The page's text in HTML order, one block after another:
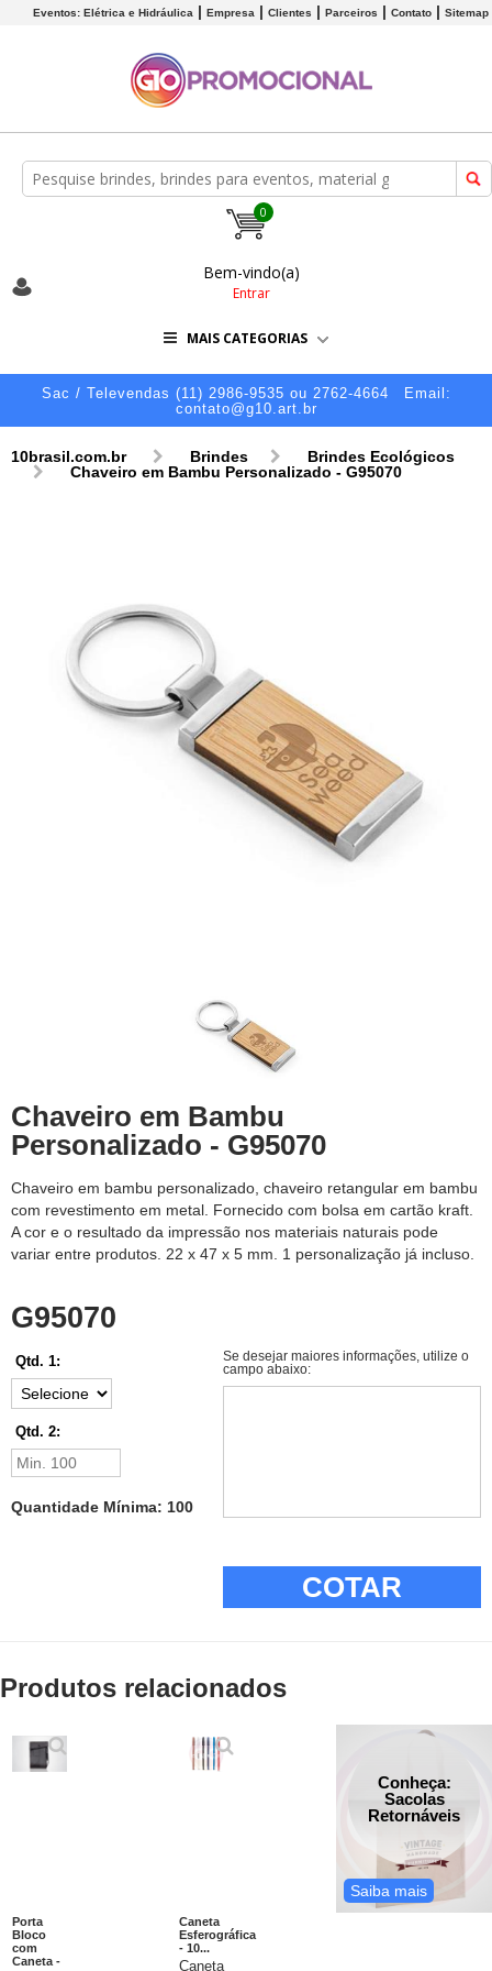
Eventos: Elétrica e Hidráulica Empresa Clientes Parceiros Contato Sitemap
0
Bem-vindo(a)
Entrar
MAIS CATEGORIAS
Sac / Televendas (11) 2986-9535 ou 2762-4664
Email:
contato@g10.art.br
10brasil.com.br Brindes
Brindes Ecológicos
Chaveiro em Bambu Personalizado - G95070
Chaveiro em Bambu
Personalizado - G95070
Chaveiro em bambu personalizado, chaveiro retangular em bambu
com revestimento em metal. Fornecido com bolsa em cartão kraft.
A cor e o resultado da impressão nos materiais naturais pode
variar entre produtos. 22 x 47 x 5 mm. 1 personalização já incluso.
G95070
Qtd. 1:
Qtd. 2:
Quantidade Mínima: 100
Se desejar maiores informações, utilize o
campo abaixo:
COTAR
Produtos relacionados
Porta
Bloco
com
Caneta -
Caneta
Esferográfica
- 10...
Caneta
Conheça:
Sacolas
Retornáveis
Saiba mais